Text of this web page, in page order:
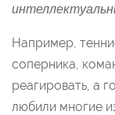
Например,
соперника,
реагировать, а
любили многие